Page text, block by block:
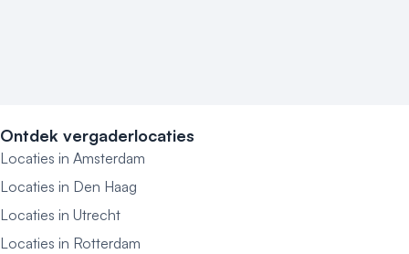
Ontdek vergaderlocaties
Locaties in Amsterdam
Locaties in Den Haag
Locaties in Utrecht
Locaties in Rotterdam